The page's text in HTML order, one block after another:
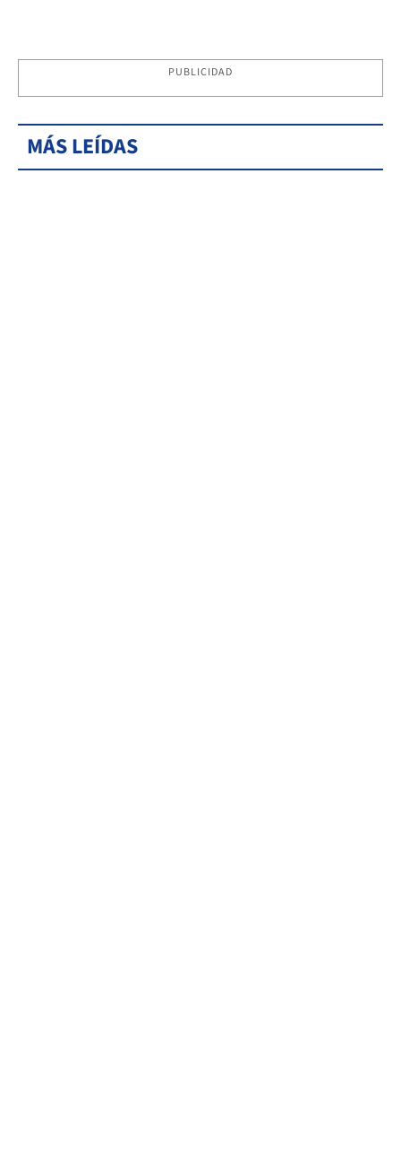
PUBLICIDAD
MÁS LEÍDAS